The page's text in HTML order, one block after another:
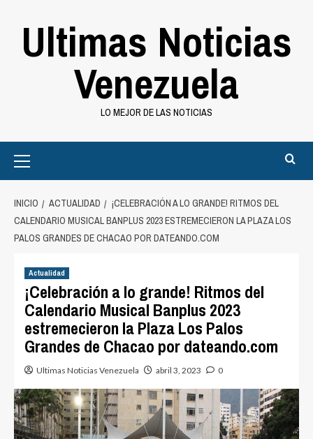
Ultimas Noticias
Venezuela
LO MEJOR DE LAS NOTICIAS
Menu
INICIO ACTUALIDAD
¡CELEBRACIÓN A LO GRANDE! RITMOS DEL
CALENDARIO MUSICAL BANPLUS 2023 ESTREMECIERON LA PLAZA LOS
PALOS GRANDES DE CHACAO POR DATEANDO.COM
Actualidad
¡Celebración a lo grande! Ritmos del
Calendario Musical Banplus 2023
estremecieron la Plaza Los Palos
Grandes de Chacao por dateando.com
Ultimas Noticias Venezuela abril 3, 2023 0